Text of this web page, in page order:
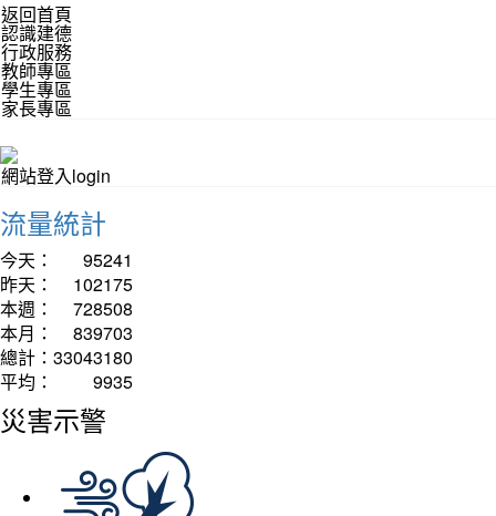
返回首頁
認識建德
行政服務
教師專區
學生專區
家長專區
網站登入login
流量統計
今天：
95241
昨天：
102175
本週：
728508
本月：
839703
總計： 33043180
平均：
9935
災害示警